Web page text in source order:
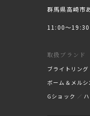
群馬県高崎市
11:00〜
取扱ブランド
ブライトリング
ボーム＆メルシ
Gショック